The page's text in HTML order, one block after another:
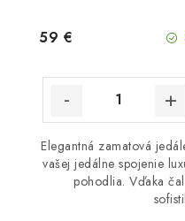
59 €
Elegantná zamatová
vašej jedálne spojenie
pohodlia. Vďaka